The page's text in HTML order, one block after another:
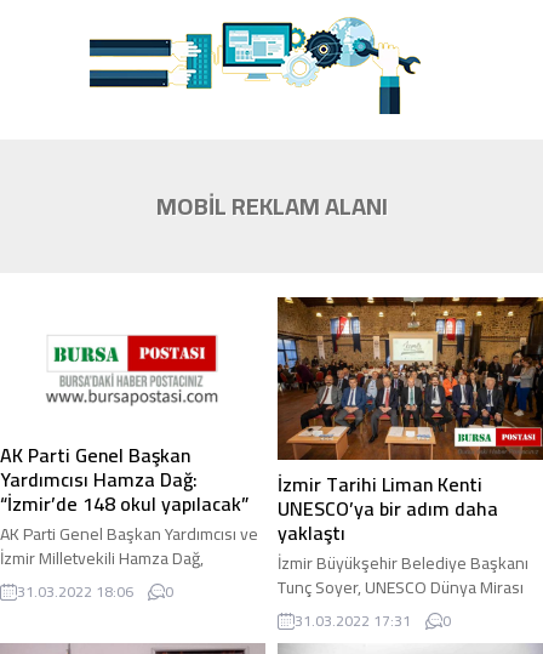
MOBİL REKLAM ALANI
AK Parti Genel Başkan
Yardımcısı Hamza Dağ:
“İzmir’de 148 okul yapılacak”
AK Parti Genel Başkan Yardımcısı ve
İzmir Milletvekili Hamza Dağ,
“İzmir’de eğitim-öğretim altyapısını
güçlendirmek için 2 milyar 950
31.03.2022 18:06 0
İzmir Tarihi Liman Kenti
UNESCO’ya bir adım daha
yaklaştı
İzmir Büyükşehir Belediye Başkanı
Tunç Soyer, UNESCO Dünya Mirası
Listesi adaylık süreci hazırlıkları
devam eden İzmir Tarihi Liman Kenti
31.03.2022 17:31 0